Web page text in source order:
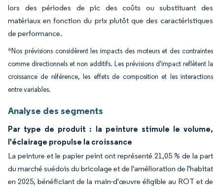
lors des périodes de pic des coûts ou substituant des
matériaux en fonction du prix plutôt que des caractéristiques
de performance.
*Nos prévisions considèrent les impacts des moteurs et des contraintes
comme directionnels et non additifs. Les prévisions d'impact reflètent la
croissance de référence, les effets de composition et les interactions
entre variables.
Analyse des segments
Par type de produit : la peinture stimule le volume,
l'éclairage propulse la croissance
La peinture et le papier peint ont représenté 21,05 % de la part
du marché suédois du bricolage et de l'amélioration de l'habitat
en 2025, bénéficiant de la main-d'œuvre éligible au ROT et de